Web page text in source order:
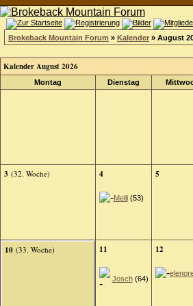
Brokeback Mountain Forum » Kalender » August
Kalender August 2026
Montag Dienstag
3 (32. Woche) 4
Melli(53)
5
10(33. Woche) 11
Josch(64)
12